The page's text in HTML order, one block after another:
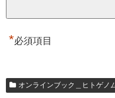
*必須項目
オンラインブック＿ヒトゲノ